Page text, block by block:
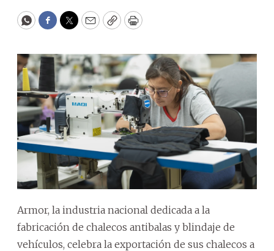
WhatsApp
Facebook
Twitter
EmailCopyPrint
Armor, la industria nacional dedicada a la
fabricación de chalecos antibalas y blindaje de
vehículos, celebra la exportación de sus chalecos a